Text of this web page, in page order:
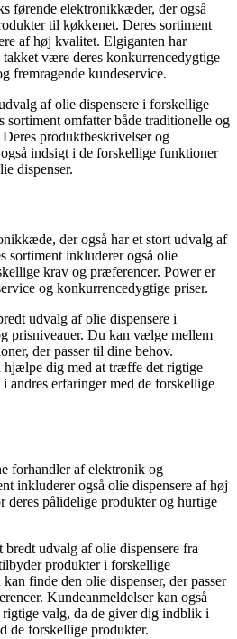
førende elektronikkæder, der også
til køkkenet. Deres sortiment
af høj kvalitet. Elgiganten har
være deres konkurrencedygtige
fremragende kundeservice.
af olie dispensere i forskellige
sortiment omfatter både traditionelle og
produktbeskrivelser og
indsigt i de forskellige funktioner
dispenser.
der også har et stort udvalg af
sortiment inkluderer også olie
krav og præferencer. Power er
og konkurrencedygtige priser.
udvalg af olie dispensere i
prisniveauer. Du kan vælge mellem
der passer til dine behov.
hjælpe dig med at træffe det rigtige
andres erfaringer med de forskellige
forhandler af elektronik og
inkluderer også olie dispensere af høj
deres pålidelige produkter og hurtige
udvalg af olie dispensere fra
produkter i forskellige
finde den olie dispenser, der passer
Kundeanmeldelser kan også
valg, da de giver dig indblik i
de forskellige produkter.